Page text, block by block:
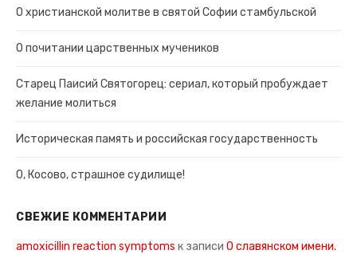
О христианской молитве в святой Софии стамбульской
О почитании царственных мучеников
Старец Паисий Святогорец: сериал, который пробуждает
желание молиться
Историческая память и российская государственность
О, Косово, страшное судилище!
СВЕЖИЕ КОММЕНТАРИИ
amoxicillin reaction symptoms к записи О славянском имени.